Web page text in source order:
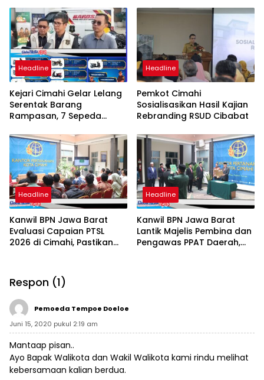
Student Exchange ke
Filipina
Headline
Kejari Cimahi Gelar Lelang
Serentak Barang
Rampasan, 7 Sepeda
Siap Diburu Masyarakat
Headline
Pemkot Cimahi
Sosialisasikan Hasil Kajian
Rebranding RSUD Cibabat
Headline
Kanwil BPN Jawa Barat
Evaluasi Capaian PTSL
2026 di Cimahi, Pastikan
Headline
Kanwil BPN Jawa Barat
Lantik Majelis Pembina dan
Pengawas PPAT Daerah,
Respon (1)
Pemoeda Tempoe Doeloe
Juni 15, 2020 pukul 2:19 am
Mantaap pisan..
Ayo Bapak Walikota dan Wakil Walikota kami rindu melihat
kebersamaan kalian berdua.